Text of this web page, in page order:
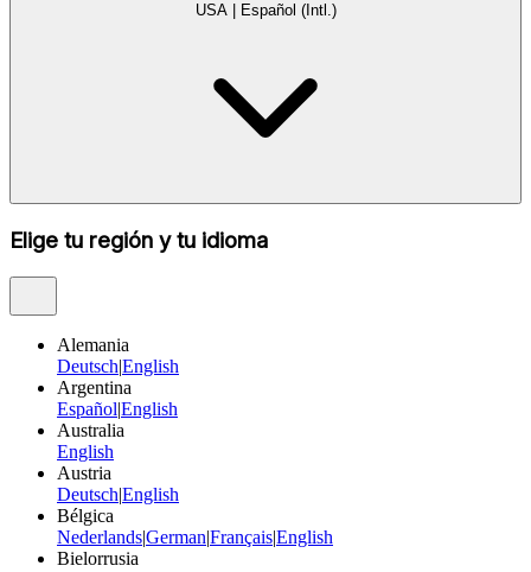
USA| Español (Intl.)
Elige tu región y tu idioma
Alemania
Deutsch|English
Argentina
Español|English
Australia
English
Austria
Deutsch|English
Bélgica
Nederlands|German|Français|English
Bielorrusia